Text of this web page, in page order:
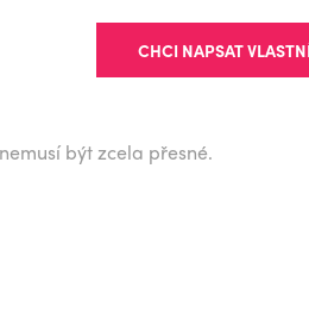
CHCI NAPSAT
být zcela přesné.